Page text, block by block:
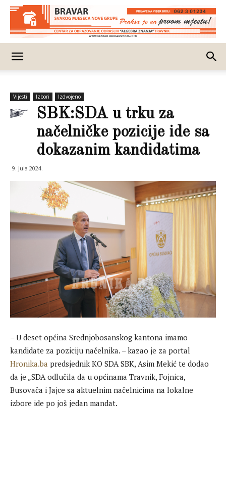
Vijesti Izbori Izdvojeno
SBK:SDA u trku za
načelničke pozicije ide sa
dokazanim kandidatima
9. Jula 2024.
– U deset općina Srednjobosanskog kantona imamo
kandidate za poziciju načelnika. – kazao je za portal
Hronika.ba predsjednik KO SDA SBK, Asim Mekić te dodao
da je „SDA odlučila da u općinama Travnik, Fojnica,
Busovača i Jajce sa aktuelnim načelnicima na lokalne
izbore ide po još jedan mandat.